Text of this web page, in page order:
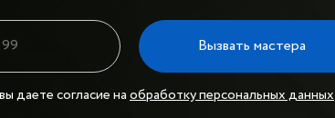
Вызвать мастера
даете согласие наобработку персональных данных